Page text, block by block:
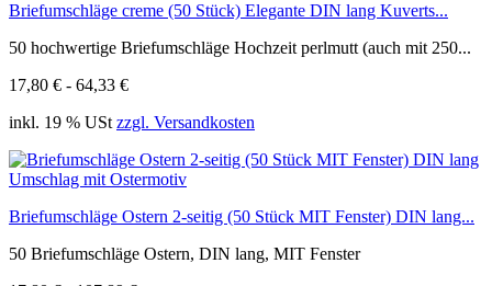
Briefumschläge creme (50 Stück) Elegante DIN lang Kuverts...
50 hochwertige Briefumschläge Hochzeit perlmutt (auch mit 250...
17,80 € - 64,33 €
inkl. 19 % USt zzgl. Versandkosten
Briefumschläge Ostern 2-seitig (50 Stück MIT Fenster) DIN lang...
50 Briefumschläge Ostern, DIN lang, MIT Fenster